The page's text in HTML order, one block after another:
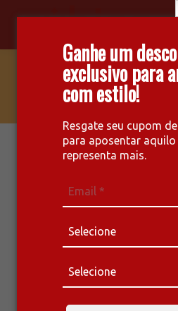
Ganhe um
exclusivo para
com estilo!
Resgate seu cupom
para aposentar
representa mais.
AC 281 –